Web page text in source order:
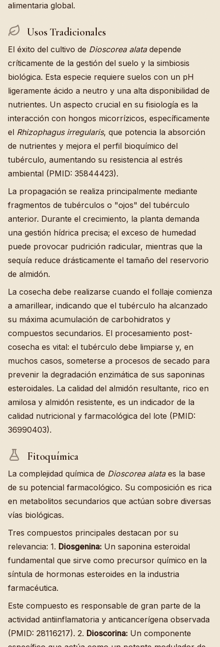
alimentaria global.
Usos Tradicionales
El éxito del cultivo de Dioscorea alatadepende
críticamente de la gestión del suelo y la simbiosis
biológica. Esta especie requiere suelos con un pH
ligeramente ácido a neutro y una alta disponibilidad de
nutrientes. Un aspecto crucial en su fisiología es la
interacción con hongos micorrízicos, específicamente
el Rhizophagus irregularis, que potencia la absorción
de nutrientes y mejora el perfil bioquímico del
tubérculo, aumentando su resistencia al estrés
ambiental (PMID: 35844423).
La propagación se realiza principalmente mediante
fragmentos de tubérculos o "ojos" del tubérculo
anterior. Durante el crecimiento, la planta demanda
una gestión hídrica precisa; el exceso de humedad
puede provocar pudrición radicular, mientras que la
sequía reduce drásticamente el tamaño del reservorio
de almidón.
La cosecha debe realizarse cuando el follaje comienza
a amarillear, indicando que el tubérculo ha alcanzado
su máxima acumulación de carbohidratos y
compuestos secundarios. El procesamiento post-
cosecha es vital: el tubérculo debe limpiarse y, en
muchos casos, someterse a procesos de secado para
prevenir la degradación enzimática de sus saponinas
esteroidales. La calidad del almidón resultante, rico en
amilosa y almidón resistente, es un indicador de la
calidad nutricional y farmacológica del lote (PMID:
36990403).
Fitoquímica
La complejidad química de Dioscorea alataes la base
de su potencial farmacológico. Su composición es rica
en metabolitos secundarios que actúan sobre diversas
vías biológicas.
Tres compuestos principales destacan por su
relevancia: 1. Diosgenina: Un saponina esteroidal
fundamental que sirve como precursor químico en la
síntula de hormonas esteroides en la industria
farmacéutica.
Este compuesto es responsable de gran parte de la
actividad antiinflamatoria y anticancerígena observada
(PMID: 28116217). 2. Dioscorina: Un componente